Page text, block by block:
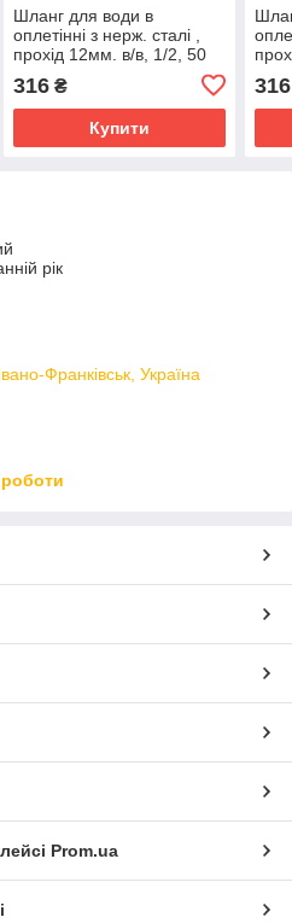
Шланг для води в
оплетінні з нерж. сталі ,
прохід 12мм. в/в, 1/2, 50
316₴
Купити
316
рік
Франківськ, Україна
Prom.ua